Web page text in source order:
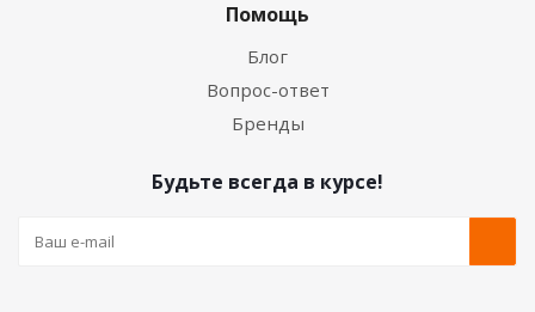
Помощь
Блог
Вопрос-ответ
Бренды
Будьте всегда в курсе!